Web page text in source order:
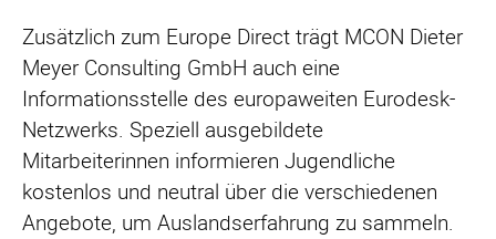
Zusätzlich zum Europe Direct trägt MCON Dieter
Meyer Consulting GmbH auch eine
Informationsstelle des europaweiten Eurodesk-
Netzwerks. Speziell ausgebildete
Mitarbeiterinnen informieren Jugendliche
kostenlos und neutral über die verschiedenen
Angebote, um Auslandserfahrung zu sammeln.